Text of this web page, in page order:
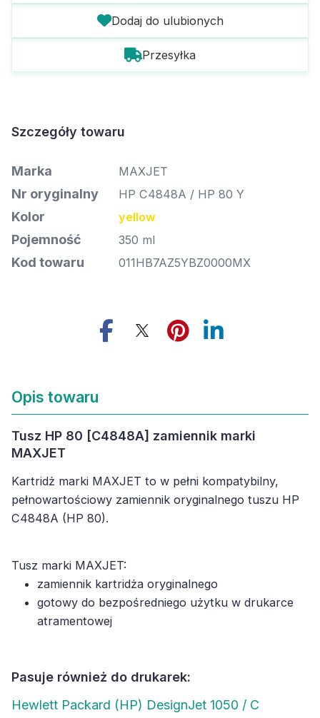
Dodaj do ulubionych
Przesyłka
Szczegóły towaru
Marka MAXJET
Nr oryginalny HP C4848A / HP 80 Y
Kolor yellow
Pojemność 350 ml
Kod towaru 011HB7AZ5YBZ0000MX
Opis towaru
Tusz HP 80 [C4848A] zamiennik marki
MAXJET
Kartridż marki MAXJET to w pełni kompatybilny,
pełnowartościowy zamiennik oryginalnego tuszu HP
C4848A (HP 80).
Tusz marki MAXJET:
zamiennik kartridża oryginalnego
gotowy do bezpośredniego użytku w drukarce
atramentowej
Pasuje również do drukarek:
Hewlett Packard (HP) DesignJet 1050 / C